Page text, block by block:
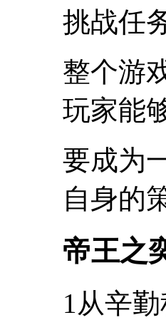
挑战任
整个游
玩家能
要成为
自身的
帝王之
1从辛